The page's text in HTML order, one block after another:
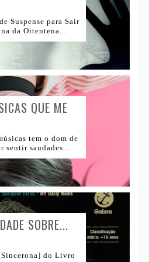
Suspense para Sair
da Oitentena...
QUE ME
tem o dom de
sentir saudades...
SOBRE...
do Livro